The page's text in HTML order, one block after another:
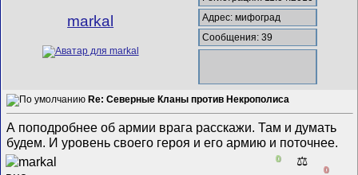
markal
Адрес: мифоград
Сообщения: 39
Re: Северные Кланы против Некрополиса
А поподробнее об армии врага расскажи. Там и думать
будем. И уровень своего героя и его армию и поточнее.
0 ⚖️
0